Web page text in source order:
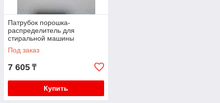
Патрубок порошка-
распределитель для
стиральной машины
Samsung DC67-00334A,
DC97-16907A
Под заказ
7 605 ₸
Купить